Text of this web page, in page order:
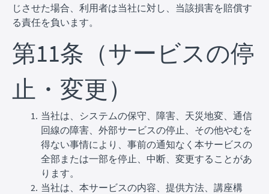
じさせた場合、利用者は当社に対し、当該損害を賠償す
る責任を負います。
第11条（サービスの停
止・変更）
当社は、システムの保守、障害、天災地変、通信
回線の障害、外部サービスの停止、その他やむを
得ない事情により、事前の通知なく本サービスの
全部または一部を停止、中断、変更することがあ
ります。
当社は、本サービスの内容、提供方法、講座構